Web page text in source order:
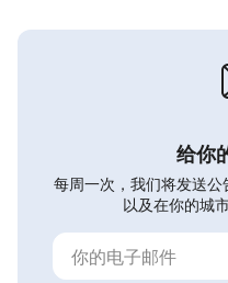
给你
每周一次，我们将发送公
以及在你的城